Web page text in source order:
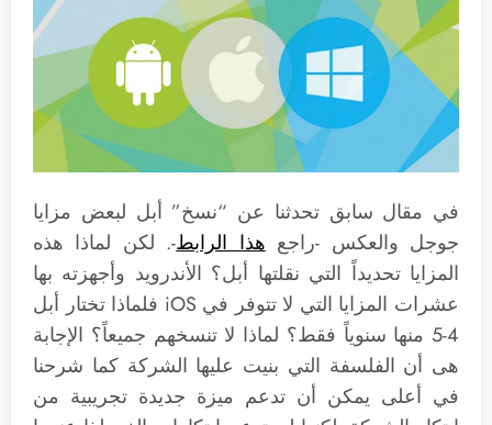
في مقال سابق تحدثنا عن “نسخ” أبل لبعض مزايا
جوجل والعكس -راجعهذا الرابط-. لكن لماذا هذه
المزايا تحديداً التي نقلتها أبل؟ الأندرويد وأجهزته بها
عشرات المزايا التي لا تتوفر في iOS فلماذا تختار أبل
4-5 منها سنوياً فقط؟ لماذا لا تنسخهم جميعاً؟ الإجابة
هى أن الفلسفة التي بنيت عليها الشركة كما شرحنا
في أعلى يمكن أن تدعم ميزة جديدة تجريبية من